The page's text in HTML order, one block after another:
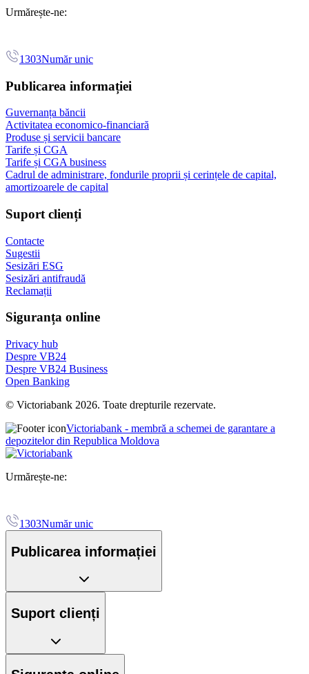
Urmărește-ne:
1303Număr unic
Publicarea informației
Guvernanța băncii
Activitatea economico-financiară
Produse și servicii bancare
Tarife și CGA
Tarife și CGA business
Cadrul de administrare, fondurile proprii și cerințele de capital,
amortizoarele de capital
Suport clienți
Contacte
Sugestii
Sesizări ESG
Sesizări antifraudă
Reclamații
Siguranța online
Privacy hub
Despre VB24
Despre VB24 Business
Open Banking
© Victoriabank 2026. Toate drepturile rezervate.
Victoriabank - membră a schemei de garantare a
depozitelor din Republica Moldova
Urmărește-ne:
1303Număr unic
Publicarea informației
Suport clienți